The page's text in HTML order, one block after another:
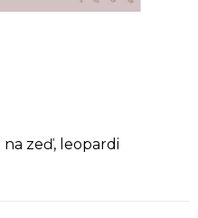
zeď, leopardi